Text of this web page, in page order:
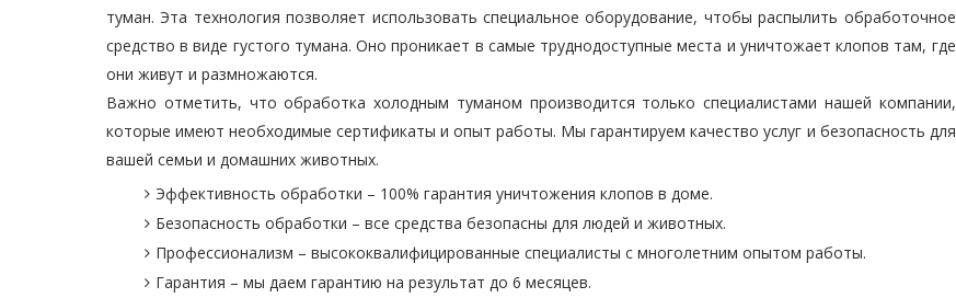
туман. Эта технология позволяет использовать специальное оборудование, чтобы распылить обработочное
средство в виде густого тумана. Оно проникает в самые труднодоступные места и уничтожает клопов там, где
они живут и размножаются.
Важно отметить, что обработка холодным туманом производится только специалистами нашей компании,
которые имеют необходимые сертификаты и опыт работы. Мы гарантируем качество услуг и безопасность для
вашей семьи и домашних животных.
Эффективность обработки – 100% гарантия уничтожения клопов в доме.
Безопасность обработки – все средства безопасны для людей и животных.
Профессионализм – высококвалифицированные специалисты с многолетним опытом работы.
Гарантия – мы даем гарантию на результат до 6 месяцев.